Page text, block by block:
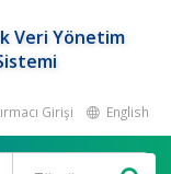
Veri Yönetim
Girişi English